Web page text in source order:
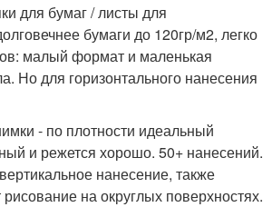
для бумаг / листы для
бумаги до 120гр/м2, легко
малый формат и маленькая
Но для горизонтального нанесения
- по плотности идеальный
и режется хорошо. 50+ нанесений.
нанесение, также
на округлых поверхностях.